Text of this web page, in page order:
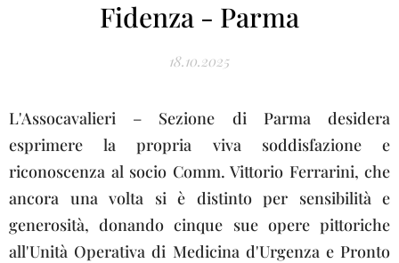
Fidenza - Parma
18.10.2025
L'Assocavalieri – Sezione di Parma desidera
esprimere la propria viva soddisfazione e
riconoscenza al socio Comm. Vittorio Ferrarini, che
ancora una volta si è distinto per sensibilità e
generosità, donando cinque sue opere pittoriche
all'Unità Operativa di Medicina d'Urgenza e Pronto